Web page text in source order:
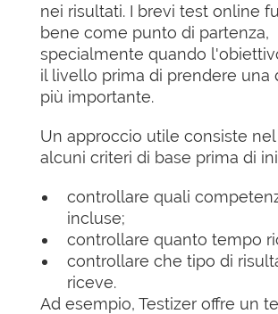
nei risultati. I brevi test online
bene come punto di partenza,
specialmente quando
il livello prima di prendere una
più importante.
Un approccio utile consiste
alcuni criteri di base prima di
controllare quali
incluse;
controllare quanto tempo
controllare che tipo di
riceve.
Ad esempio, Testizer offre un